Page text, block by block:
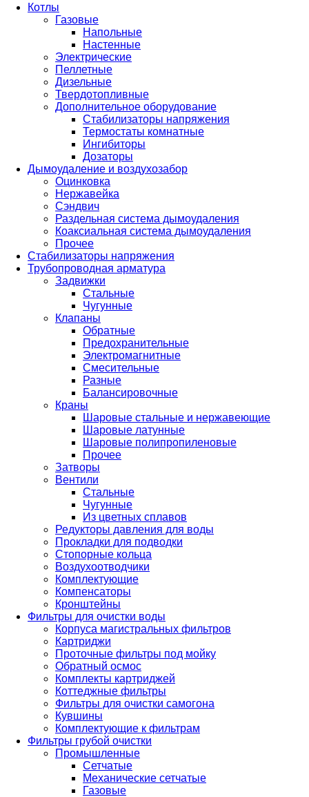
Котлы
Газовые
Напольные
Настенные
Электрические
Пеллетные
Дизельные
Твердотопливные
Дополнительное оборудование
Стабилизаторы напряжения
Термостаты комнатные
Ингибиторы
Дозаторы
Дымоудаление и воздухозабор
Оцинковка
Нержавейка
Сэндвич
Раздельная система дымоудаления
Коаксиальная система дымоудаления
Прочее
Стабилизаторы напряжения
Трубопроводная арматура
Задвижки
Стальные
Чугунные
Клапаны
Обратные
Предохранительные
Электромагнитные
Смесительные
Разные
Балансировочные
Краны
Шаровые стальные и нержавеющие
Шаровые латунные
Шаровые полипропиленовые
Прочее
Затворы
Вентили
Стальные
Чугунные
Из цветных сплавов
Редукторы давления для воды
Прокладки для подводки
Стопорные кольца
Воздухоотводчики
Комплектующие
Компенсаторы
Кронштейны
Фильтры для очистки воды
Корпуса магистральных фильтров
Картриджи
Проточные фильтры под мойку
Обратный осмос
Комплекты картриджей
Коттеджные фильтры
Фильтры для очистки самогона
Кувшины
Комплектующие к фильтрам
Фильтры грубой очистки
Промышленные
Сетчатые
Механические сетчатые
Газовые